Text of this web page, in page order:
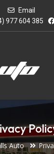
Email
977 604 385
Auto